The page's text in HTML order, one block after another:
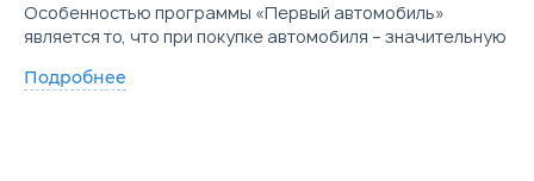
Особенностью программы «Первый автомобиль»
является то, что при покупке автомобиля – значительную
Подробнее